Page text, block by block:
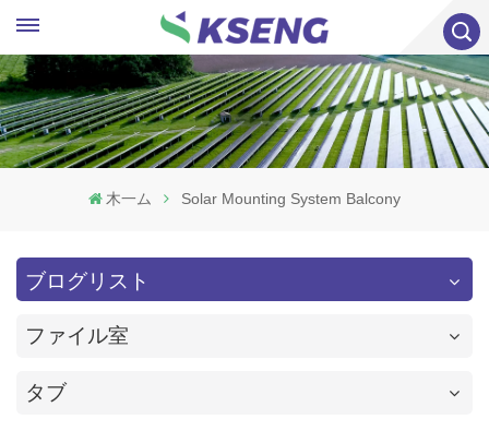
木一ム Solar Mounting System Balcony
ブログリスト
ファイル室
タブ